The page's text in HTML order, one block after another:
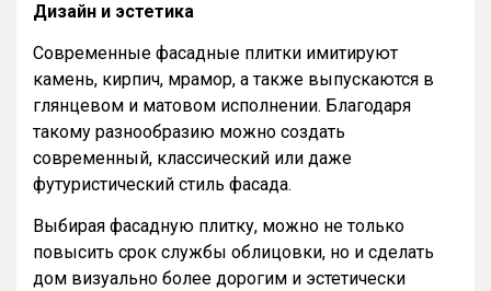
Дизайн и эстетика
Современные фасадные плитки имитируют
камень, кирпич, мрамор, а также выпускаются в
глянцевом и матовом исполнении. Благодаря
такому разнообразию можно создать
современный, классический или даже
футуристический стиль фасада.
Выбирая фасадную плитку, можно не только
повысить срок службы облицовки, но и сделать
дом визуально более дорогим и эстетически